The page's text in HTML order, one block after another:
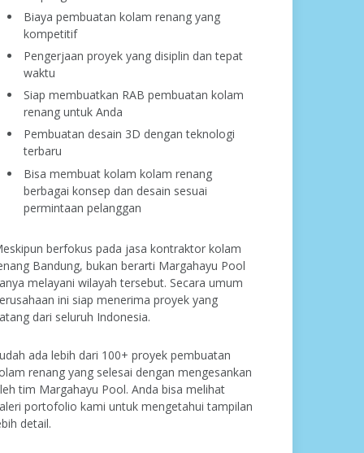
Biaya pembuatan kolam renang yang
kompetitif
Pengerjaan proyek yang disiplin dan tepat
waktu
Siap membuatkan RAB pembuatan kolam
renang untuk Anda
Pembuatan desain 3D dengan teknologi
terbaru
Bisa membuat kolam kolam renang
berbagai konsep dan desain sesuai
permintaan pelanggan
berfokus pada jasa kontraktor kolam
Bandung, bukan berarti Margahayu Pool
melayani wilayah tersebut. Secara umum
ini siap menerima proyek yang
dari seluruh Indonesia.
ada lebih dari 100+ proyek pembuatan
renang yang selesai dengan mengesankan
tim Margahayu Pool. Anda bisa melihat
portofolio kami untuk mengetahui tampilan
detail.